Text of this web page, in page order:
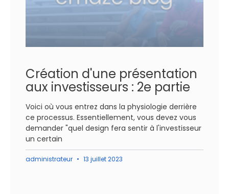
Création d'une présentation
aux investisseurs : 2e partie
Voici où vous entrez dans la physiologie derrière
ce processus. Essentiellement, vous devez vous
demander "quel design fera sentir à l'investisseur
un certain
administrateur 13 juillet 2023